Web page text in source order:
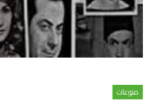
منوعات